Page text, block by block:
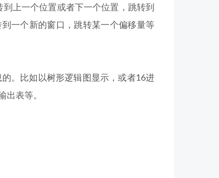
上一个位置或者下一个位置，跳转到
一个新的窗口，跳转某一个偏移量等
。比如以树形逻辑图显示，或者16进
出表等。